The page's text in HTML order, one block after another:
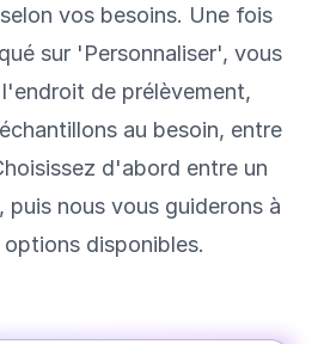
vos besoins. Une fois
sur 'Personnaliser', vous
de prélèvement,
au besoin, entre
d'abord entre un
puis nous vous guiderons à
disponibles.